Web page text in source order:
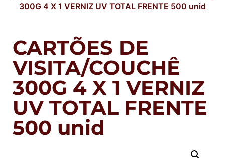
300G 4 X 1 VERNIZ UV TOTAL FRENTE 500 unid
CARTÕES DE
VISITA/COUCHÊ
300G 4 X 1 VERNIZ
UV TOTAL FRENTE
500 unid